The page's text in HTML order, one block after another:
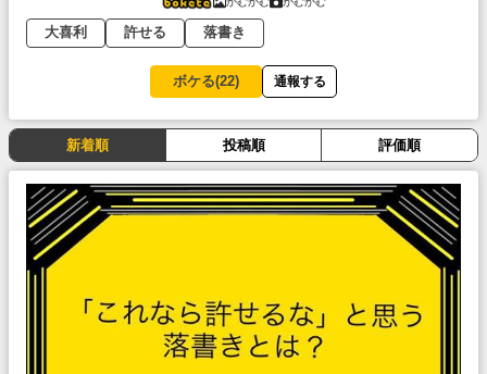
大喜利 許せる 落書き
ボケる(22) 通報する
新着順 投稿順 評価順